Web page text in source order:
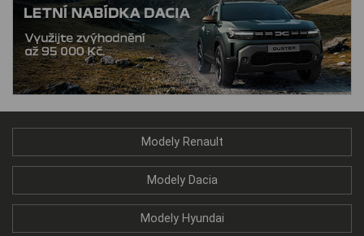
Modely Renault
Modely Dacia
Modely Hyundai